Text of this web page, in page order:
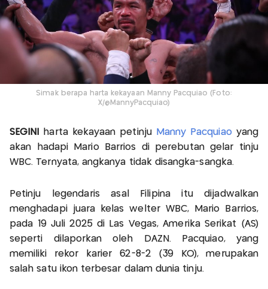
Simak berapa harta kekayaan Manny Pacquiao (Foto:
X/@MannyPacquiao)
SEGINI harta kekayaan petinju Manny Pacquiao yang
akan hadapi Mario Barrios di perebutan gelar tinju
WBC. Ternyata, angkanya tidak disangka-sangka.
Petinju legendaris asal Filipina itu dijadwalkan
menghadapi juara kelas welter WBC, Mario Barrios,
pada 19 Juli 2025 di Las Vegas, Amerika Serikat (AS)
seperti dilaporkan oleh DAZN. Pacquiao, yang
memiliki rekor karier 62-8-2 (39 KO), merupakan
salah satu ikon terbesar dalam dunia tinju.